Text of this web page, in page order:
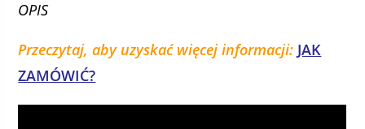
OPIS
Przeczytaj, aby uzyskać więcej informacji: JAK
ZAMÓWIĆ?